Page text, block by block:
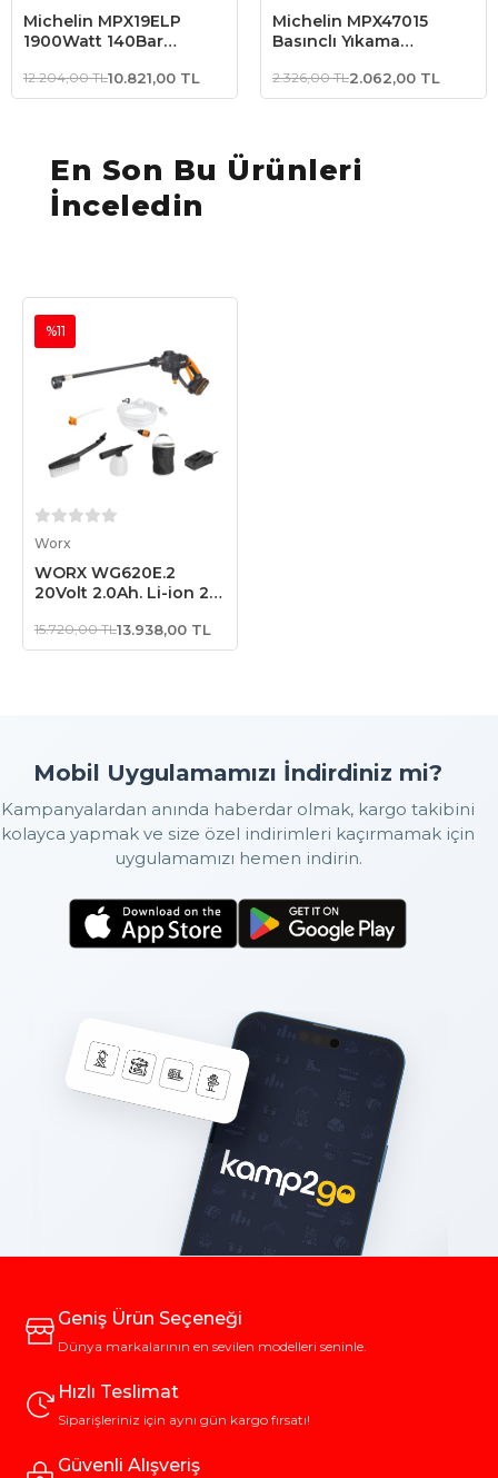
Michelin MPX19ELP
1900Watt 140Bar
Yıkama Makinesi +
Zemin/Araç Yıkama
12.204,00 TL10.821,00 TL
Michelin MPX47015
Basınçlı Yıkama
Pirinç Alaşımlı Mızrak ve
Döner Su Püskürtme
2.326,00 TL2.062,00 TL
En Son Bu Ürünleri
İnceledin
Worx
WORX WG620E.2
20Volt 2.0Ah. Li-ion 24
Tabancası + 4 Parça
Yıkama Seti
%11
15.720,00 TL13.938,00 TL
Mobil Uygulamamızı İndirdiniz mi?
Kampanyalardan anında haberdar olmak, kargo takibini
kolayca yapmak ve size özel indirimleri kaçırmamak için
uygulamamızı hemen indirin.
Geniş Ürün Seçeneği
Dünya markalarının en sevilen modelleri seninle.
Hızlı Teslimat
Siparişleriniz için aynı gün kargo fırsatı!
Güvenli Alışveriş